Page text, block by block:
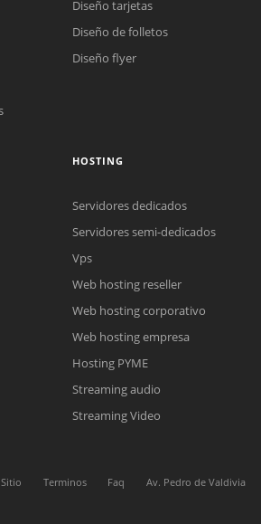
Reunión online
un correo electrónico con el enlace a
para la reunión online.
Cotización
Chat Online
están fuera de línea. Complete el formulario
Diseño tarjetas
Diseño de folletos
Diseño flyer
HOSTING
Servidores dedicados
Servidores semi-dedicados
Vps
Web hosting reseller
Web hosting corporativo
Web hosting empresa
Hosting PYME
Streaming audio
Streaming Video
Terminos Faq
Av. Pedro de Valdivia